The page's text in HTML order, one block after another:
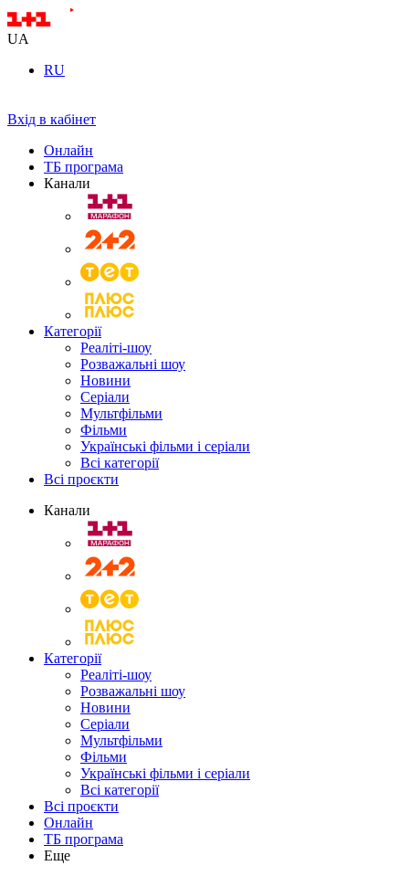
UA
RU
Вхід в кабінет
Онлайн
ТБ програма
Канали
Категорії
Реаліті-шоу
Розважальні шоу
Новини
Серіали
Мультфільми
Фільми
Українські фільми і серіали
Всі категорії
Всі проєкти
Канали
Категорії
Реаліті-шоу
Розважальні шоу
Новини
Серіали
Мультфільми
Фільми
Українські фільми і серіали
Всі категорії
Всі проєкти
Онлайн
ТБ програма
Еще